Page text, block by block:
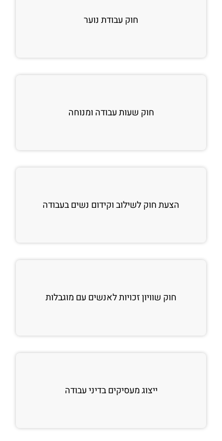
חוק עבודת נוער
חוק שעות עבודה ומנוחה
הצעת חוק לשילוב וקידום נשים בעבודה
חוק שוויון זכויות לאנשים עם מוגבלות
ייצוג מעסיקים בדיני עבודה